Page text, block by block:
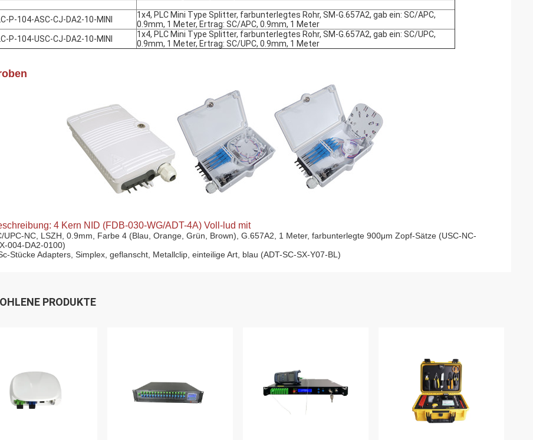
P-104-ASC-CJ-DA2-10-MINI
1x4, PLC Mini Type Splitter, farbunterlegtes Rohr, SM-G.657A2, gab ein: SC/APC,
0.9mm, 1 Meter, Ertrag: SC/APC, 0.9mm, 1 Meter
P-104-USC-CJ-DA2-10-MINI
1x4, PLC Mini Type Splitter, farbunterlegtes Rohr, SM-G.657A2, gab ein: SC/UPC,
0.9mm, 1 Meter, Ertrag: SC/UPC, 0.9mm, 1 Meter
4 Kern NID (FDB-030-WG/ADT-4A) Voll-lud mit
UPC-NC, LSZH, 0.9mm, Farbe 4 (Blau, Orange, Grün, Brown), G.657A2, 1 Meter, farbunterlegte 900μm Zopf-Sätze (USC-NC-
004-DA2-0100)
Stücke Adapters, Simplex, geflanscht, Metallclip, einteilige Art, blau (ADT-SC-SX-Y07-BL)
PRODUKTE